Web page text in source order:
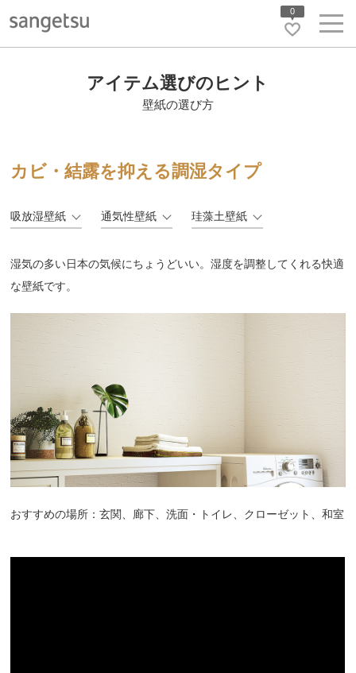
0
アイテム選びのヒント
壁紙の選び方
カビ・結露を抑える調湿タイプ
吸放湿壁紙 通気性壁紙 珪藻土壁紙
湿気の多い日本の気候にちょうどいい。湿度を調整してくれる快適
な壁紙です。
おすすめの場所：玄関、廊下、洗面・トイレ、クローゼット、和室